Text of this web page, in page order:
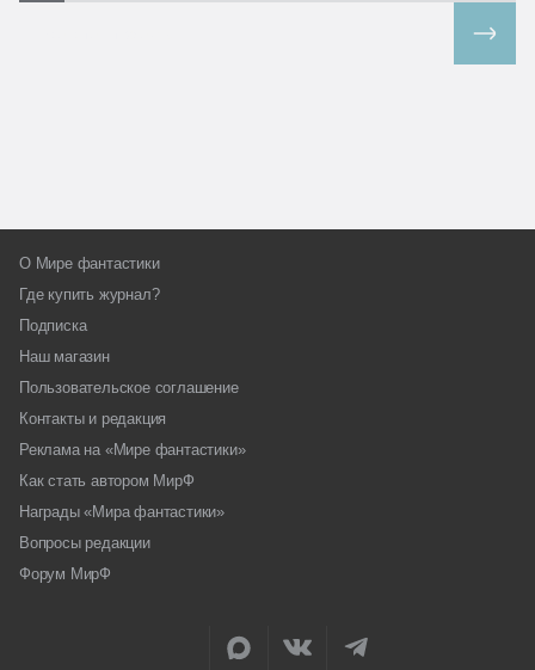
О Мире фантастики
Где купить журнал?
Подписка
Наш магазин
Пользовательское соглашение
Контакты и редакция
Реклама на «Мире фантастики»
Как стать автором МирФ
Награды «Мира фантастики»
Вопросы редакции
Форум МирФ